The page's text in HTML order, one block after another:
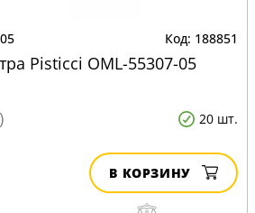
188851
Pisticci OML-55307-05
20 шт.
В КОРЗИНУ